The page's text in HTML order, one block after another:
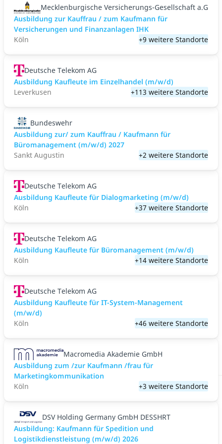
Mecklenburgische Versicherungs-Gesellschaft a.G
Ausbildung zur Kauffrau / zum Kaufmann für
Versicherungen und Finanzanlagen IHK
Köln
+9 weitere Standorte
Deutsche Telekom AG
Ausbildung Kaufleute im Einzelhandel (m/w/d)
Leverkusen
+113 weitere Standorte
Bundeswehr
Ausbildung zur/ zum Kauffrau / Kaufmann für
Büromanagement (m/w/d) 2027
Sankt Augustin
+2 weitere Standorte
Deutsche Telekom AG
Ausbildung Kaufleute für Dialogmarketing (m/w/d)
Köln
+37 weitere Standorte
Deutsche Telekom AG
Ausbildung Kaufleute für Büromanagement (m/w/d)
Köln
+14 weitere Standorte
Deutsche Telekom AG
Ausbildung Kaufleute für IT-System-Management
(m/w/d)
Köln
+46 weitere Standorte
Macromedia Akademie GmbH
Ausbildung zum /zur Kaufmann /frau für
Marketingkommunikation
Köln
+3 weitere Standorte
DSV Holding Germany GmbH DESSHRT
Ausbildung: Kaufmann für Spedition und
Logistikdienstleistung (m/w/d) 2026